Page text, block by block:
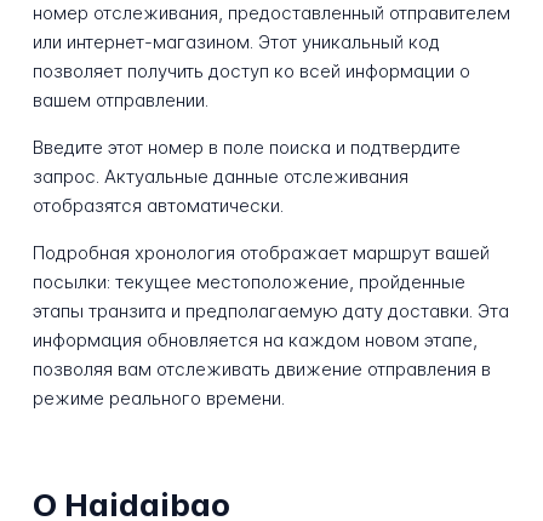
номер отслеживания, предоставленный отправителем
или интернет-магазином. Этот уникальный код
позволяет получить доступ ко всей информации о
вашем отправлении.
Введите этот номер в поле поиска и подтвердите
запрос. Актуальные данные отслеживания
отобразятся автоматически.
Подробная хронология отображает маршрут вашей
посылки: текущее местоположение, пройденные
этапы транзита и предполагаемую дату доставки. Эта
информация обновляется на каждом новом этапе,
позволяя вам отслеживать движение отправления в
режиме реального времени.
О Haidaibao